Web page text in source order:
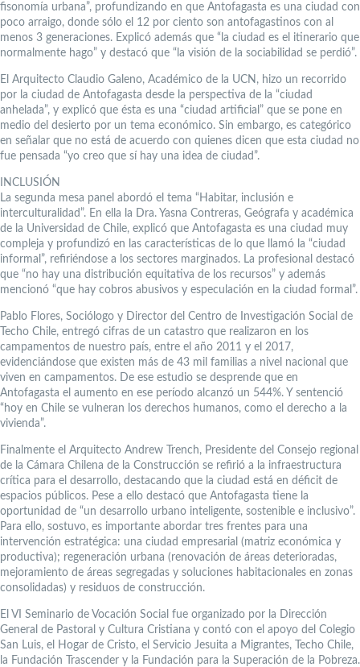
fisonomía urbana”, profundizando en que Antofagasta es una ciudad con
poco arraigo, donde sólo el 12 por ciento son antofagastinos con al
menos 3 generaciones. Explicó además que “la ciudad es el itinerario que
normalmente hago” y destacó que “la visión de la sociabilidad se perdió”.
El Arquitecto Claudio Galeno, Académico de la UCN, hizo un recorrido
por la ciudad de Antofagasta desde la perspectiva de la “ciudad
anhelada”, y explicó que ésta es una “ciudad artificial” que se pone en
medio del desierto por un tema económico. Sin embargo, es categórico
en señalar que no está de acuerdo con quienes dicen que esta ciudad no
fue pensada “yo creo que sí hay una idea de ciudad”.
INCLUSIÓN
La segunda mesa panel abordó el tema “Habitar, inclusión e
interculturalidad”. En ella la Dra. Yasna Contreras, Geógrafa y académica
de la Universidad de Chile, explicó que Antofagasta es una ciudad muy
compleja y profundizó en las características de lo que llamó la “ciudad
informal”, refiriéndose a los sectores marginados. La profesional destacó
que “no hay una distribución equitativa de los recursos” y además
mencionó “que hay cobros abusivos y especulación en la ciudad formal”.
Pablo Flores, Sociólogo y Director del Centro de Investigación Social de
Techo Chile, entregó cifras de un catastro que realizaron en los
campamentos de nuestro país, entre el año 2011 y el 2017,
evidenciándose que existen más de 43 mil familias a nivel nacional que
viven en campamentos. De ese estudio se desprende que en
Antofagasta el aumento en ese período alcanzó un 544%. Y sentenció
“hoy en Chile se vulneran los derechos humanos, como el derecho a la
vivienda”.
Finalmente el Arquitecto Andrew Trench, Presidente del Consejo regional
de la Cámara Chilena de la Construcción se refirió a la infraestructura
crítica para el desarrollo, destacando que la ciudad está en déficit de
espacios públicos. Pese a ello destacó que Antofagasta tiene la
oportunidad de “un desarrollo urbano inteligente, sostenible e inclusivo”.
Para ello, sostuvo, es importante abordar tres frentes para una
intervención estratégica: una ciudad empresarial (matriz económica y
productiva); regeneración urbana (renovación de áreas deterioradas,
mejoramiento de áreas segregadas y soluciones habitacionales en zonas
consolidadas) y residuos de construcción.
El VI Seminario de Vocación Social fue organizado por la Dirección
General de Pastoral y Cultura Cristiana y contó con el apoyo del Colegio
San Luis, el Hogar de Cristo, el Servicio Jesuita a Migrantes, Techo Chile,
la Fundación Trascender y la Fundación para la Superación de la Pobreza.